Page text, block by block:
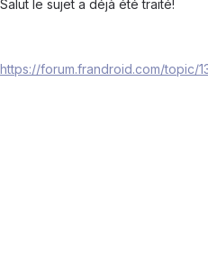
Salut le sujet a déjà été traité!
https://forum.frandroid.com/topic/